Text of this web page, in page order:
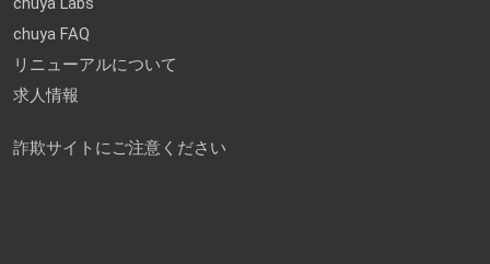
chuya FAQ
リニューアルについて
求人情報
詐欺サイトにご注意ください